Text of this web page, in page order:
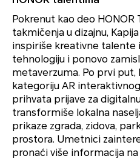
Pokrenut kao deo HONOR
takmičenja u dizajnu,
inspiriše kreativne talente
tehnologiju i ponovo
metaverzuma. Po prvi put,
kategoriju AR
prihvata prijave za
transformiše lokalna
prikaze zgrada, zidova,
prostora. Umetnici
pronaći više informacija na